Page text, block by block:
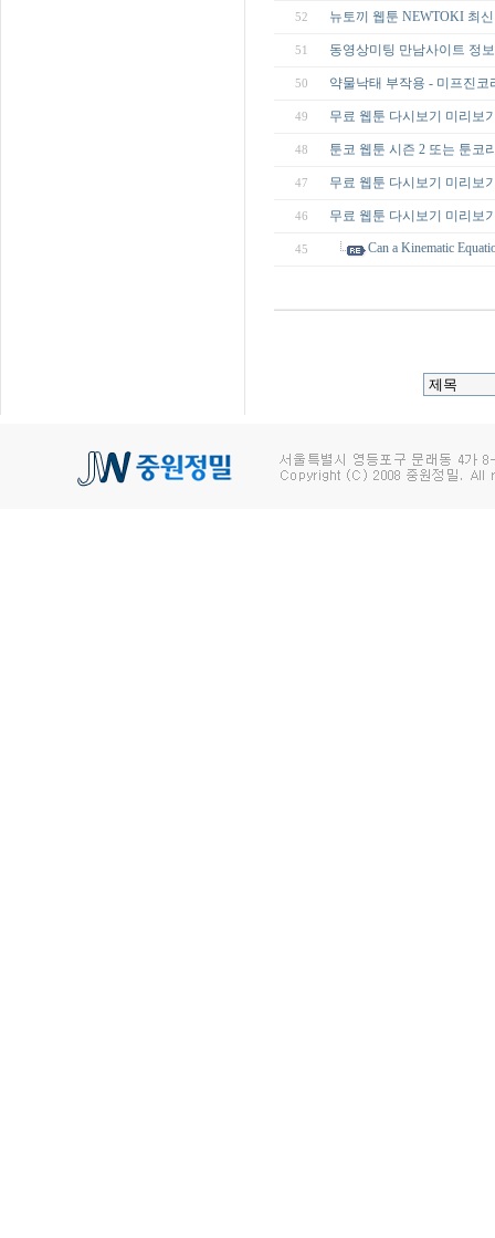
52 뉴토끼 웹툰 NEWTOKI 최
51 동영상미팅 만남사이트 정
50 약물낙태 부작용 - 미프진코
49 무료 웹툰 다시보기 미리보
48 툰코 웹툰 시즌 2 또는 툰코
47 무료 웹툰 다시보기 미리보
46 무료 웹툰 다시보기 미리보
45 Can a Kinematic